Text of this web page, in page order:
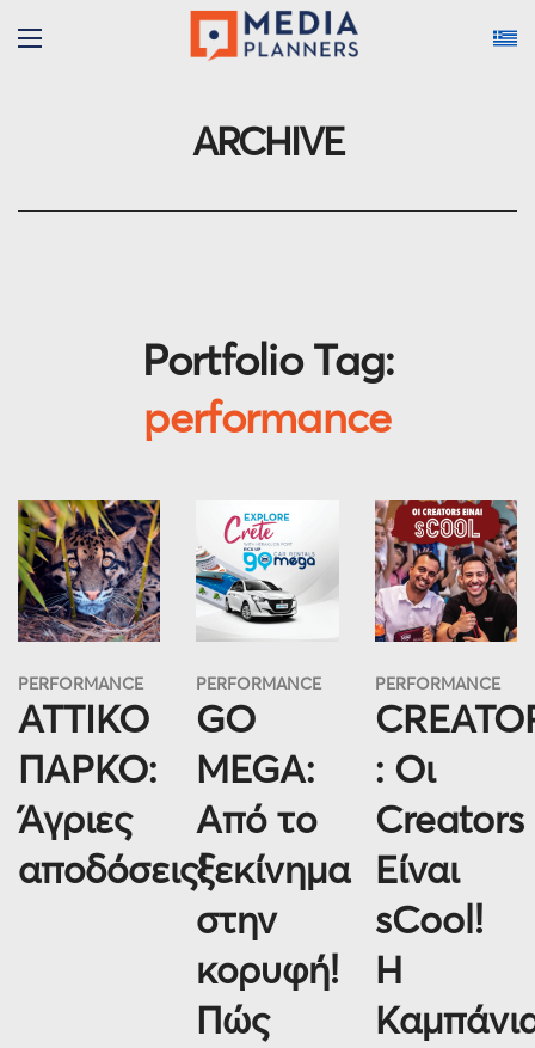
ARCHIVE
Portfolio Tag:
performance
PERFORMANCE
ΑΤΤΙΚΟ
ΠΑΡΚΟ:
Άγριες
αποδόσεις!
PERFORMANCE
GO
MEGA:
Από το
ξεκίνημα
στην
κορυφή!
Πώς
PERFORMANCE
: Οι
Creators
Είναι
sCool!
Η